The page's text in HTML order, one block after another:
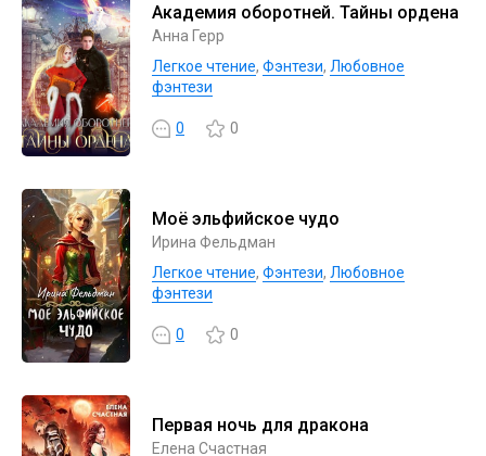
Академия оборотней. Тайны ордена
Анна Герр
Легкое чтение, Фэнтези, Любовное
фэнтези
0 0
Моё эльфийское чудо
Ирина Фельдман
Легкое чтение, Фэнтези, Любовное
фэнтези
0 0
Первая ночь для дракона
Елена Счастная